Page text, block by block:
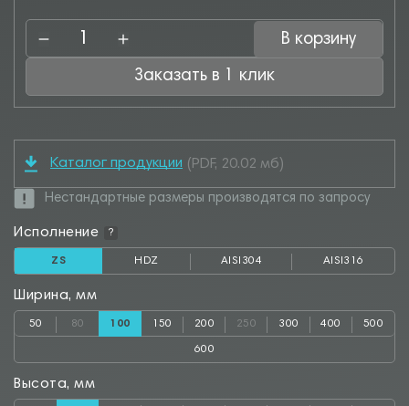
В корзину
Заказать в 1 клик
Каталог продукции (PDF, 20.02 мб)
Нестандартные размеры производятся по запросу
Исполнение ?
ZS HDZ AISI304 AISI316
Ширина, мм
50 80 100 150 200 250 300 400 500
600
Высота, мм